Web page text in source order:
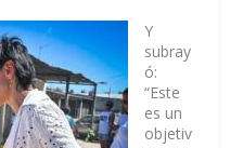
Y
subray
ó:
“Este
es un
objetiv